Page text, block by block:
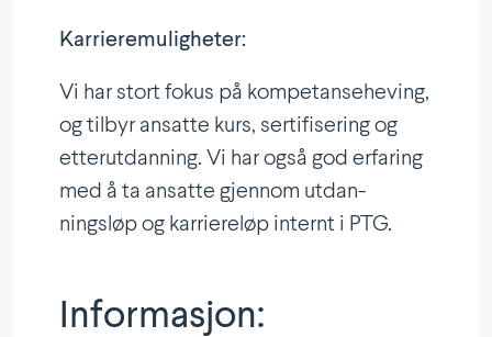
Karrie­re­mu­lig­heter:
Vi har stort fokus på kompe­tanse­heving,
og tilbyr ansatte kurs, serti­fi­sering og
etter­ut­danning. Vi har også god erfaring
med å ta ansatte gjennom utdan­
ningsløp og karrie­reløp internt i PTG.
Infor­masjon: